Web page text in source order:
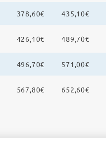
378,60€ 435,10€
426,10€ 489,70€
496,70€ 571,00€
567,80€ 652,60€